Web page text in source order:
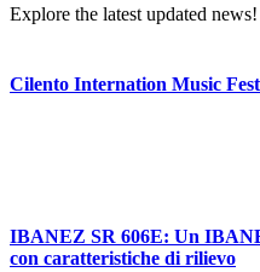
Explore the latest updated news!
Cilento Internation Music
IBANEZ SR 606E: Un
con caratteristiche di rilievo